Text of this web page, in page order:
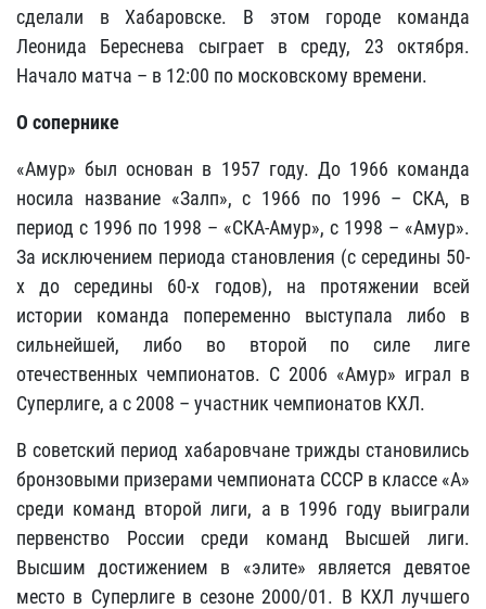
сделали в Хабаровске. В этом городе команда
Леонида Береснева сыграет в среду, 23 октября.
Начало матча – в 12:00 по московскому времени.
О сопернике
«Амур» был основан в 1957 году. До 1966 команда
носила название «Залп», с 1966 по 1996 – СКА, в
период с 1996 по 1998 – «СКА-Амур», с 1998 – «Амур».
За исключением периода становления (с середины 50-
х до середины 60-х годов), на протяжении всей
истории команда попеременно выступала либо в
сильнейшей, либо во второй по силе лиге
отечественных чемпионатов. С 2006 «Амур» играл в
Суперлиге, а с 2008 – участник чемпионатов КХЛ.
В советский период хабаровчане трижды становились
бронзовыми призерами чемпионата СССР в классе «А»
среди команд второй лиги, а в 1996 году выиграли
первенство России среди команд Высшей лиги.
Высшим достижением в «элите» является девятое
место в Суперлиге в сезоне 2000/01. В КХЛ лучшего